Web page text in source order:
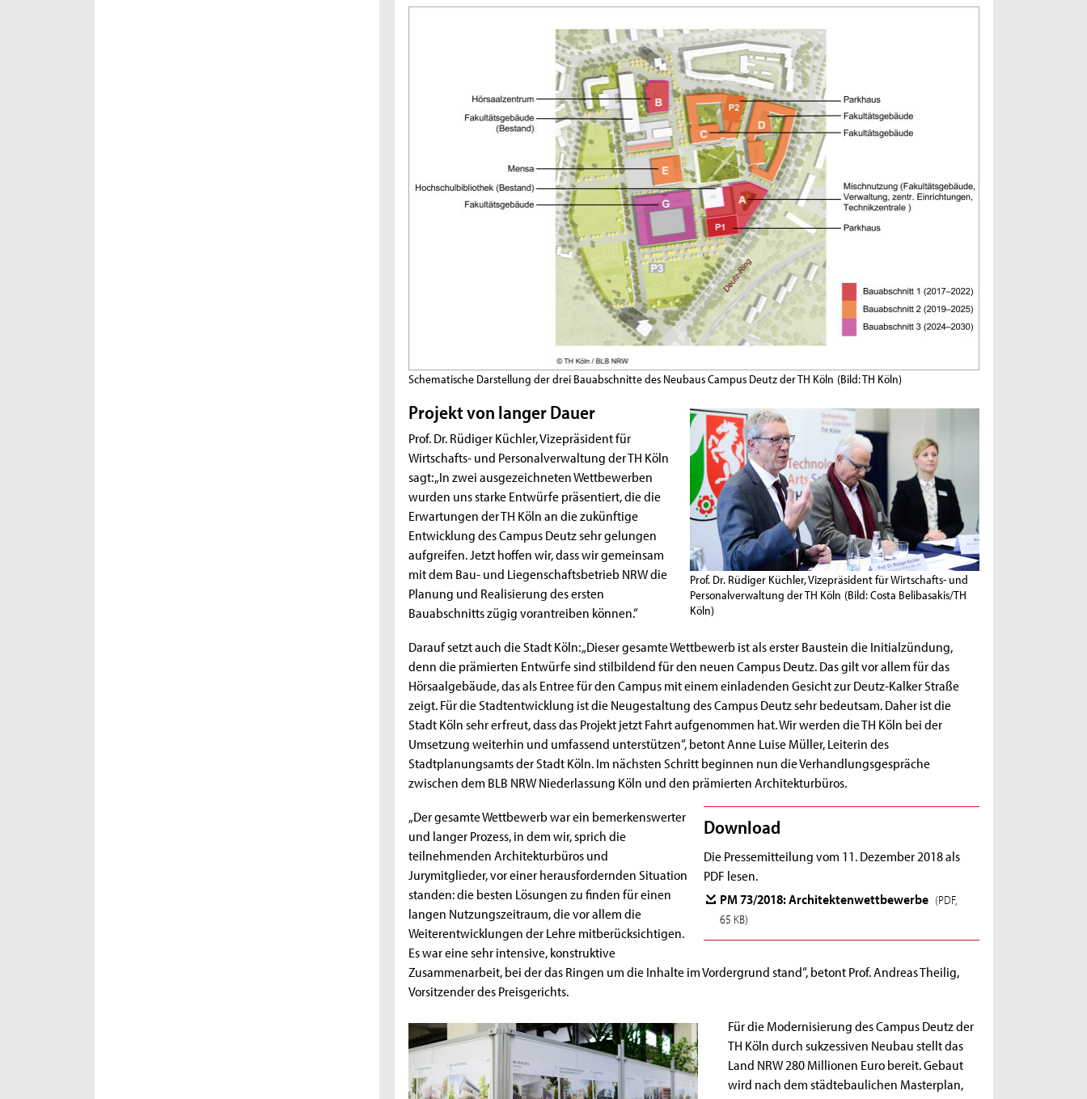
Schematische Darstellung der drei Bauabschnitte des Neubaus Campus Deutz der TH Köln (Bild: TH Köln)
Prof. Dr. Rüdiger Küchler, Vizepräsident für Wirtschafts- und
Personalverwaltung der TH Köln (Bild: Costa Belibasakis/TH
Köln)
Projekt von langer Dauer
Prof. Dr. Rüdiger Küchler, Vizepräsident für
Wirtschafts- und Personalverwaltung der TH Köln
sagt: „In zwei ausgezeichneten Wettbewerben
wurden uns starke Entwürfe präsentiert, die die
Erwartungen der TH Köln an die zukünftige
Entwicklung des Campus Deutz sehr gelungen
aufgreifen. Jetzt hoffen wir, dass wir gemeinsam
mit dem Bau- und Liegenschaftsbetrieb NRW die
Planung und Realisierung des ersten
Bauabschnitts zügig vorantreiben können.“
Darauf setzt auch die Stadt Köln: „Dieser gesamte Wettbewerb ist als erster Baustein die Initialzündung,
denn die prämierten Entwürfe sind stilbildend für den neuen Campus Deutz. Das gilt vor allem für das
Hörsaalgebäude, das als Entree für den Campus mit einem einladenden Gesicht zur Deutz-Kalker Straße
zeigt. Für die Stadtentwicklung ist die Neugestaltung des Campus Deutz sehr bedeutsam. Daher ist die
Stadt Köln sehr erfreut, dass das Projekt jetzt Fahrt aufgenommen hat. Wir werden die TH Köln bei der
Umsetzung weiterhin und umfassend unterstützen“, betont Anne Luise Müller, Leiterin des
Stadtplanungsamts der Stadt Köln. Im nächsten Schritt beginnen nun die Verhandlungsgespräche
zwischen dem BLB NRW Niederlassung Köln und den prämierten Architekturbüros.
Download
Die Pressemitteilung vom 11. Dezember 2018 als
PDF lesen.
PM 73/2018: Architektenwettbewerbe (PDF,
65 KB)
„Der gesamte Wettbewerb war ein bemerkenswerter
und langer Prozess, in dem wir, sprich die
teilnehmenden Architekturbüros und
Jurymitglieder, vor einer herausfordernden Situation
standen: die besten Lösungen zu finden für einen
langen Nutzungszeitraum, die vor allem die
Weiterentwicklungen der Lehre mitberücksichtigen.
Es war eine sehr intensive, konstruktive
Zusammenarbeit, bei der das Ringen um die Inhalte im Vordergrund stand“, betont Prof. Andreas Theilig,
Vorsitzender des Preisgerichts.
Für die Modernisierung des Campus Deutz der
TH Köln durch sukzessiven Neubau stellt das
Land NRW 280 Millionen Euro bereit. Gebaut
wird nach dem städtebaulichen Masterplan,